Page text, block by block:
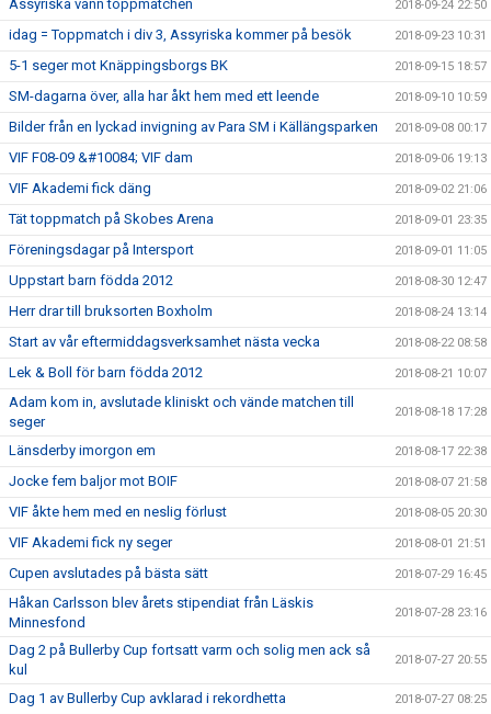
Assyriska vann toppmatchen 2018-09-24 22:50
idag = Toppmatch i div 3, Assyriska kommer på besök 2018-09-23 10:31
5-1 seger mot Knäppingsborgs BK 2018-09-15 18:57
SM-dagarna över, alla har åkt hem med ett leende 2018-09-10 10:59
Bilder från en lyckad invigning av Para SM i Källängsparken 2018-09-08 00:17
VIF F08-09 &#10084; VIF dam 2018-09-06 19:13
VIF Akademi fick däng 2018-09-02 21:06
Tät toppmatch på Skobes Arena 2018-09-01 23:35
Föreningsdagar på Intersport 2018-09-01 11:05
Uppstart barn födda 2012 2018-08-30 12:47
Herr drar till bruksorten Boxholm 2018-08-24 13:14
Start av vår eftermiddagsverksamhet nästa vecka 2018-08-22 08:58
Lek & Boll för barn födda 2012 2018-08-21 10:07
Adam kom in, avslutade kliniskt och vände matchen till
seger
2018-08-18 17:28
Länsderby imorgon em 2018-08-17 22:38
Jocke fem baljor mot BOIF 2018-08-07 21:58
VIF åkte hem med en neslig förlust 2018-08-05 20:30
VIF Akademi fick ny seger 2018-08-01 21:51
Cupen avslutades på bästa sätt 2018-07-29 16:45
Håkan Carlsson blev årets stipendiat från Läskis
Minnesfond
2018-07-28 23:16
Dag 2 på Bullerby Cup fortsatt varm och solig men ack så
kul
2018-07-27 20:55
Dag 1 av Bullerby Cup avklarad i rekordhetta 2018-07-27 08:25